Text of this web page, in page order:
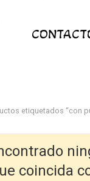
etiquetados “con
coincida